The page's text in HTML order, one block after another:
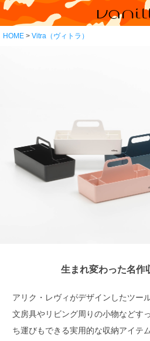
HOME Vitra（ヴィトラ）
生まれ変わった名作
アリク・レヴィがデザインしたツー
文房具やリビング周りの小物などす
ち運びもできる実用的な収納アイテ